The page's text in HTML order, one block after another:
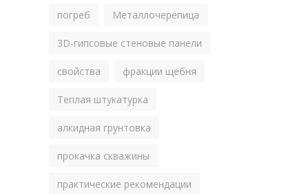
погреб Металлочерепица
3D-гипсовые стеновые панели
свойства фракции щебня
Теплая штукатурка
алкидная грунтовка
прокачка скважины
практические рекомендации